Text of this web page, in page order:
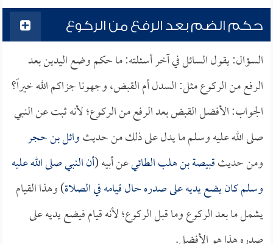
حكم الضم بعد الرفع من الركوع
السؤال: يقول السائل في آخر أسئلته: ما حكم وضع اليدين بعد
الرفع من الركوع مثل: السدل أم القبض، وجهونا جزاكم الله خيراً؟
الجواب: الأفضل القبض بعد الرفع من الركوع؛ لأنه ثبت عن النبي
صلى الله عليه وسلم ما يدل على ذلك من حديثوائل بن حجر
ومن حديثقبيصة بن هلب الطائيعن أبيه (أن النبي صلى الله عليه
وسلم كان يضع يديه على صدره حال قيامه في الصلاة) وهذا القيام
يشمل ما بعد الركوع وما قبل الركوع؛ لأنه قيام فيضع يديه على